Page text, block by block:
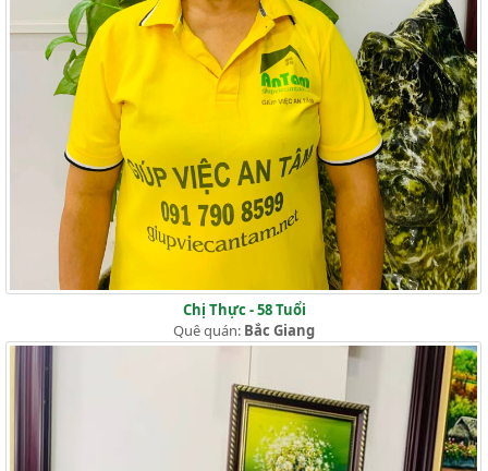
Chị Thực - 58 Tuổi
Quê quán: Bắc Giang